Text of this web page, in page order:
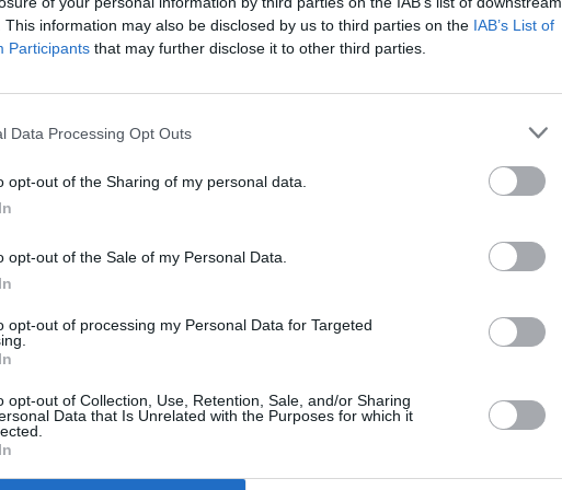
This information may also be disclosed by us to third parties on the IAB’s List of
Participants that may further disclose it to other third parties.
Data Processing Opt Outs
opt-out of the Sharing of my personal data.
opt-out of the Sale of my Personal Data.
opt-out of processing my Personal Data for Targeted
opt-out of Collection, Use, Retention, Sale, and/or Sharing
Data that Is Unrelated with the Purposes for which it
apprécié l’article ?
nous, faites un don !
SOUTENIR
FacebookTwitterPinterestLinkedInEmail Print